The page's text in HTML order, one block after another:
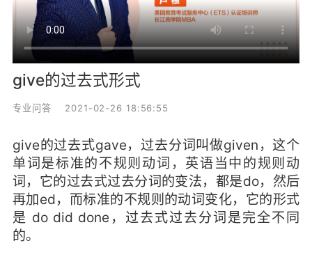
give的过去式形式
专业问答 2021-02-26 18:56:55
give的过去式gave，过去分词叫做given，这个
单词是标准的不规则动词，英语当中的规则动
词，它的过去式过去分词的变法，都是do，然后
再加ed，而标准的不规则的动词变化，它的形式
是 do did done，过去式过去分词是完全不同
的。